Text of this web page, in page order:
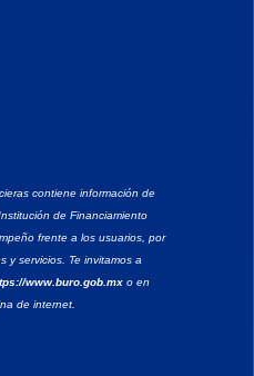
contiene información de
de Financiamiento
frente a los usuarios, por
y servicios. Te invitamos a
www.buro.gob.mxo en
de internet.